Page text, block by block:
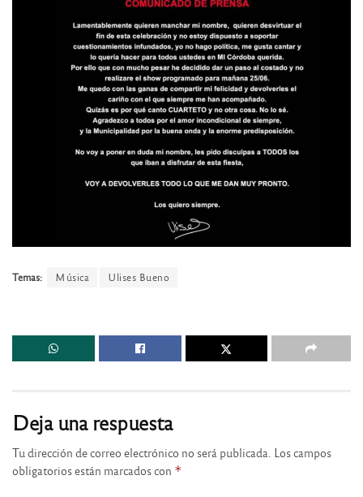
Temas: Música Ulises Bueno
Deja una respuesta
Tu dirección de correo electrónico no será publicada. Los campos
obligatorios están marcados con *